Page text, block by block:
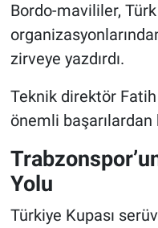
Bordo-mavililer,
zirveye yazdırdı.
Teknik direktör
önemli
Yolu
Türkiye Kupası